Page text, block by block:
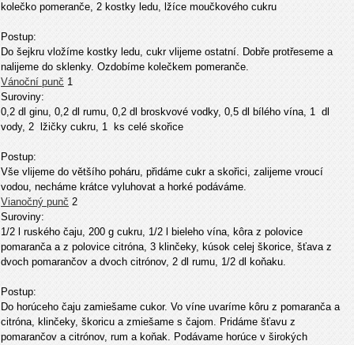
kolečko pomeranče, 2 kostky ledu, lžíce moučkového cukru
Postup:
Do šejkru vložíme kostky ledu, cukr vlijeme ostatní. Dobře protřeseme a
nalijeme do sklenky. Ozdobíme kolečkem pomeranče.
Vánoční punč 1
Suroviny:
0,2 dl ginu, 0,2 dl rumu, 0,2 dl broskvové vodky, 0,5 dl bílého vína, 1 dl
vody, 2
lžičky cukru, 1 ks celé skořice
Postup:
Vše vlijeme do většího poháru, přidáme cukr a skořici, zalijeme vroucí
vodou, necháme krátce vyluhovat a horké podáváme.
Vianočný punč 2
Suroviny:
1/2 l ruského čaju, 200 g cukru, 1/2 l bieleho vína, kôra z polovice
pomaranča a z polovice citróna, 3 klinčeky, kúsok celej škorice, šťava z
dvoch pomarančov a dvoch citrónov, 2 dl rumu, 1/2 dl koňaku.
Postup:
Do horúceho čaju zamiešame cukor. Vo víne uvaríme kôru z pomaranča a
citróna, klinčeky, škoricu a zmiešame s čajom. Pridáme šťavu z
pomarančov a citrónov, rum a koňak. Podávame horúce v širokých